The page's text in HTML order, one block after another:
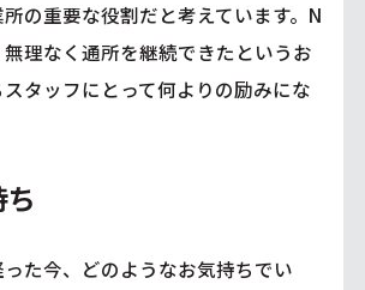
の重要な役割だと考えています。N
理なく通所を継続できたというお
タッフにとって何よりの励みにな
た今、どのようなお気持ちでい